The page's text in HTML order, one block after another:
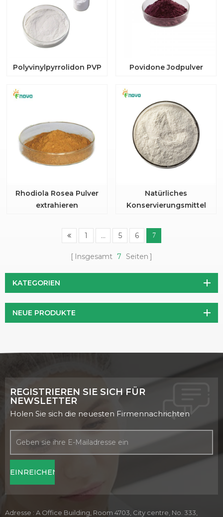
Polyvinylpyrrolidon PVP Povidone Jodpulver
Rhodiola Rosea Pulver
extrahieren
Natürliches
Konservierungsmittel
1 ... 5 6 7
Insgesamt 7 Seiten
KATEGORIEN
NEUE PRODUKTE
REGISTRIEREN SIE SICH FÜR
NEWSLETTER
Holen Sie sich die neuesten Firmennachrichten
Adresse : A Office Building, Room 4703, City centre, No. 333,